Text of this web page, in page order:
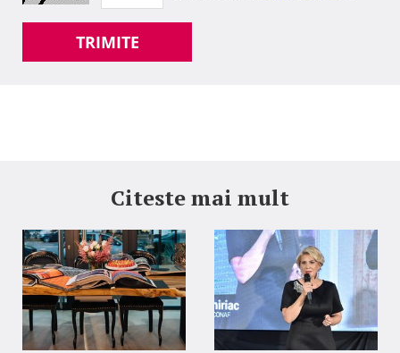
TRIMITE
Citeste mai mult